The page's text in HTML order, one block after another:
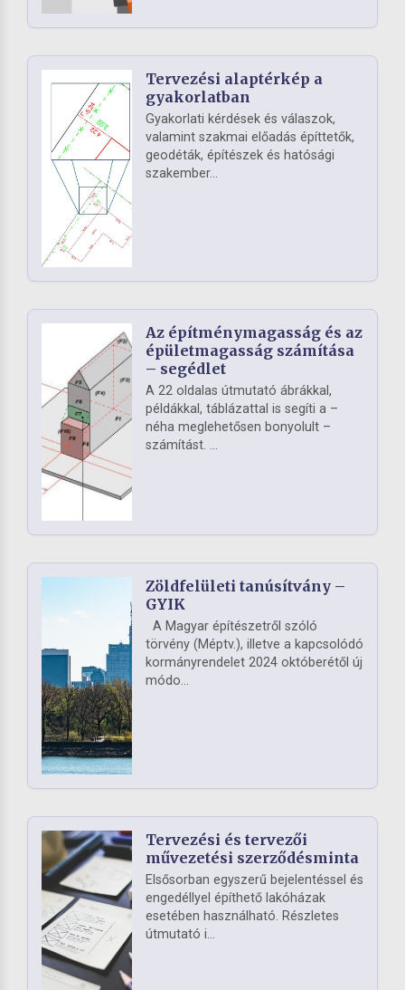
Tervezési alaptérkép a
gyakorlatban
Gyakorlati kérdések és válaszok,
valamint szakmai előadás építtetők,
geodéták, építészek és hatósági
szakember...
Az építménymagasság és az
épületmagasság számítása
– segédlet
A 22 oldalas útmutató ábrákkal,
példákkal, táblázattal is segíti a –
néha meglehetősen bonyolult –
számítást. ...
Zöldfelületi tanúsítvány –
GYIK
A Magyar építészetről szóló
törvény (Méptv.), illetve a kapcsolódó
kormányrendelet 2024 októberétől új
módo...
Tervezési és tervezői
művezetési szerződésminta
Elsősorban egyszerű bejelentéssel és
engedéllyel építhető lakóházak
esetében használható. Részletes
útmutató i...